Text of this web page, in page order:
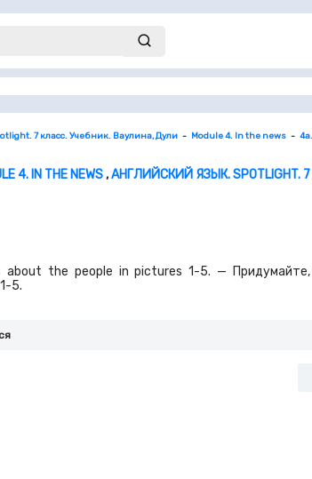
7 класс. Учебник. Ваулина, Дули Module 4. In the news
4. IN THE NEWS,АНГЛИЙСКИЙ ЯЗЫК. SPOTLIGHT.
the people in pictures 1-5. —
5.